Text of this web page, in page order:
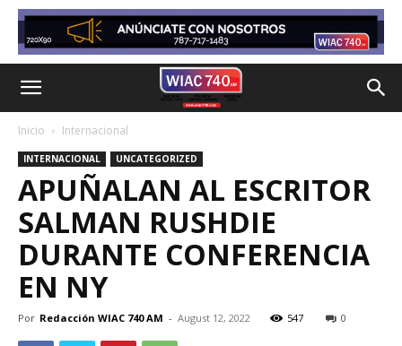
Inicio Internacional
INTERNACIONAL UNCATEGORIZED
APUÑALAN AL ESCRITOR
SALMAN RUSHDIE
DURANTE CONFERENCIA
EN NY
Por Redacción WIAC 740 AM - August 12, 2022 547 0